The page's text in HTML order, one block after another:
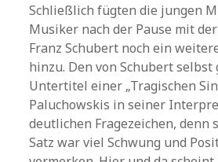
Schließlich fügten die jungen
Musiker nach der Pause mit
Franz Schubert noch ein
hinzu. Den von Schubert selbst
Untertitel einer „Tragischen
Paluchowskis in seiner
deutlichen Fragezeichen, denn
Satz war viel Schwung und